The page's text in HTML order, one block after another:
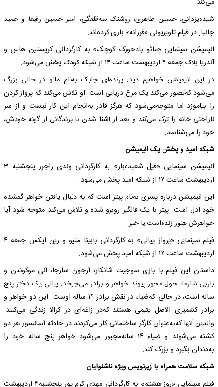
می‌کند.
شیده‌یزدانی، حسین طاهری، روشنک سه‌قلعگی، امیر حسین رفیعا و حمید
جانباز در فیلم تلویزیونی «فرزانه» بازی کرده‌اند.
انیمیشن سینمایی «مائو بادخورک کوچک» به‌ کارگردانی کریستین‌ هاس و
آندریا بلاک جمعه‌ ۴ اردیبهشت ‌ساعت ۱۴ از شبکه‌ کودک پخش می‌شود.
در این انیمیشن خواهیم دید: پرنده‌ای چابک به‌نام مانو در حالی بزرگ
می‌شود که‌تصور می‌کند یک مرغ دریایی است. او تلاش می‌کند که‌ پرواز کردن
را بیاموزد اما متوجه‌می‌شود که‌ هرگز قادر به‌انجام این کار نیست و از سر
ناراحتی خانه‌ را ترک می‌کند و بعد از آشنا شدن با پرندگانی از گونه‌ خودش،
خود را می‌شناسد.
شبکه‌ امید و پخش یک انیمیشن
انیمیشن سینمایی «فیل شعبده‌باز» به‌ کارگردانی وندی راجرز پنجشنبه‌ ۳
اردیبهشت ‌ساعت ۱۷ از شبکه‌ امید پخش می‌شود.
این انیمیشن درباره‌ پسری به‌نام پیتر است که‌ به‌ دنبال یافتن خواهر گمشده‌
خود ادل است. پیتر با یک فالگیر روبرو شده‌ و تلاش می‌کند متوجه‌ شود آیا
خواهرش هنوز زنده‌است یا خیر.
فیلم سینمایی «پرواز پیالی» به‌ کارگردانی بابیتا متیو و رین ایکس جمعه‌ ۴
اردیبهشت ‌ساعت ۱۷ از شبکه‌ امید پخش می‌شود.
داستان این فیلم با بازی سوجیت شانکار، آرجون سارجا، آنی موکوندن و
باربی شارما؛ حول محور پیوند خواهر و برادر می‌چرخد. پیالی یک دختر پنج
ساله‌ است، در حالی که‌ضیاء در نقش برادر ۱۴ ساله‌ اوست. این دو خواهر و
برادر کشمیری الاصل یتیمی‌ هستند که‌در زاغه‌ای در کرالا زندگی می‌کنند.
والدین آنها که‌به‌عنوان کارگر ساختمانی کار می‌کردند در حادثه‌ آسانسور هر دو
کشته‌ می‌شوند و ضیاء ۱۴ ساله‌مجبور می‌شود خواهر پنج ساله‌ خود را
به‌دندان بگیرد و بزرگ کند.
شبکه‌ سلامت همراه با زیرنویس ویژه‌ ناشنوایان
فیلم سینمایی «روز هشتم» به‌ کارگردانی مهدی کرم پور پنجشنبه‌۳ اردیبهشت